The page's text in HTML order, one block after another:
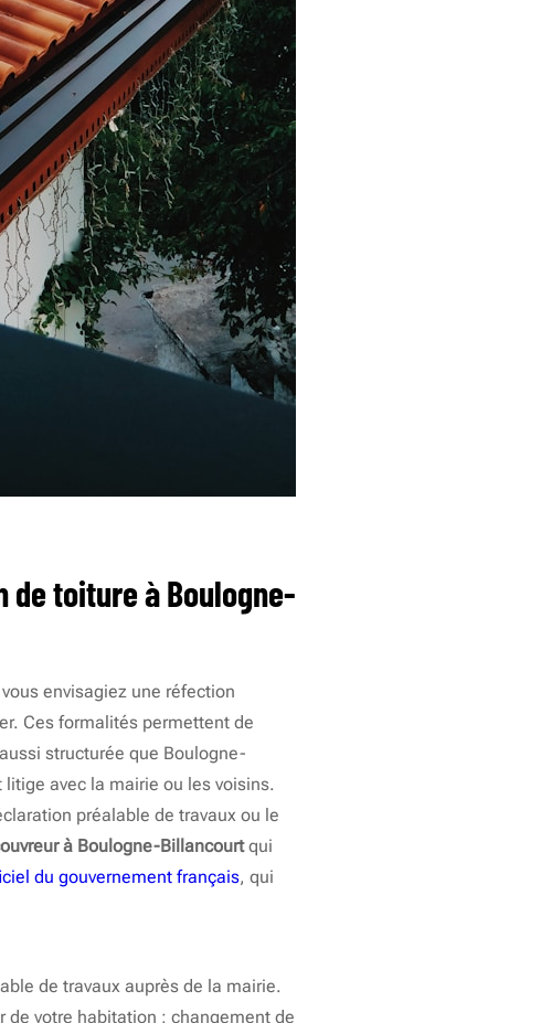
de toiture à Boulogne-
envisagiez une réfection
Ces formalités permettent de
structurée que Boulogne-
avec la mairie ou les voisins.
préalable de travaux ou le
à Boulogne-Billancourtqui
du gouvernement français, qui
de travaux auprès de la mairie.
de votre habitation : changement de